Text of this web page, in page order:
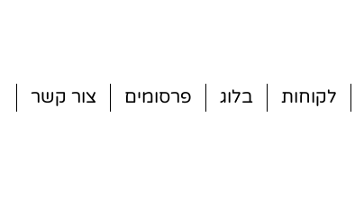
לקוחות בלוג פרסומים צור קשר